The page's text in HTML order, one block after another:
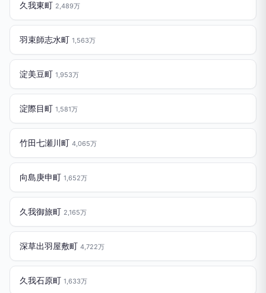
久我東町 2,489万
羽束師志水町 1,563万
淀美豆町 1,953万
淀際目町 1,581万
竹田七瀬川町 4,065万
向島庚申町 1,652万
久我御旅町 2,165万
深草出羽屋敷町 4,722万
久我石原町 1,633万